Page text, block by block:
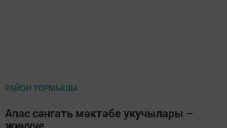
РАЙОН ТОРМЫШЫ
Апас сәнгать мәктәбе укучылары –